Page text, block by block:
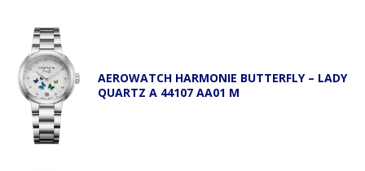
AEROWATCH HARMONIE BUTTERFLY – LADY
QUARTZ A 44107 AA01 M